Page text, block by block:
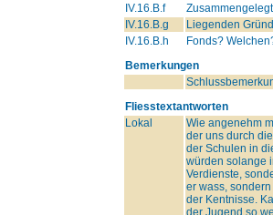
IV.16.B.f
IV.16.B.g
Liegenden
IV.16.B.h
Fonds?
Bemerkungen
Fliesstextantworten
Lokal
Wie angenehm
der uns durch
der Schulen in
würden solange
Verdienste,
er wass,
der Kentnisse.
der Jugend so